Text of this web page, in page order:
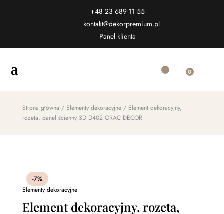
+48 23 689 11 55
kontakt@dekorpremium.pl
Panel klienta
0
Strona główna / Elementy dekoracyjne/ Element dekoracyjny,
rozeta, panel ścienny 3D D402 ORAC DECOR
-7%
Elementy dekoracyjne
Element dekoracyjny, rozeta,